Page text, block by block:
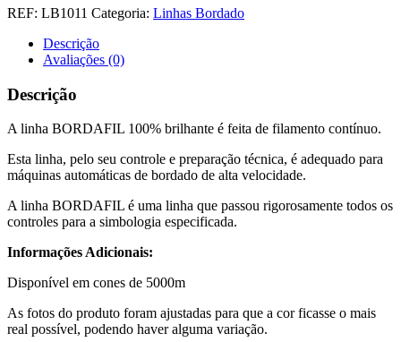
REF: LB1011 Categoria: Linhas Bordado
Descrição
Avaliações (0)
Descrição
A linha BORDAFIL 100% brilhante é feita de filamento contínuo.
Esta linha, pelo seu controle e preparação técnica, é adequado para
máquinas automáticas de bordado de alta velocidade.
A linha BORDAFIL é uma linha que passou rigorosamente todos os
controles para a simbologia especificada.
Informações Adicionais:
Disponível em cones de 5000m
As fotos do produto foram ajustadas para que a cor ficasse o mais
real possível, podendo haver alguma variação.